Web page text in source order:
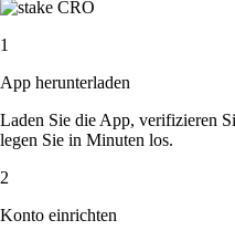
1
App herunterladen
Laden Sie die App, verifizieren
legen Sie in Minuten los.
2
Konto einrichten